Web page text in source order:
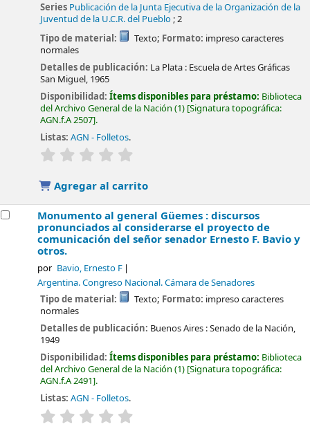
Series Publicación de la Junta Ejecutiva de la Organización de la
Juventud de la U.C.R. del Pueblo; 2
Tipo de material:
Texto; Formato: impreso caracteres
normales
Detalles de publicación: La Plata : Escuela de Artes Gráficas
San Miguel, 1965
Disponibilidad:Ítems disponibles para préstamo: Biblioteca
del Archivo General de la Nación (1) Signatura topográfica:
AGN.f.A 2507 .
Listas: AGN - Folletos.
valoración
Agregar al carrito
Monumento al general Güemes : discursos
pronunciados al considerarse el proyecto de
comunicación del señor senador Ernesto F. Bavio y
otros.
por Bavio, Ernesto F
Argentina. Congreso Nacional. Cámara de Senadores
Tipo de material: Texto; Formato: impreso caracteres
normales
Detalles de publicación: Buenos Aires :Senado de la Nación,
1949
Disponibilidad:Ítems disponibles para préstamo: Biblioteca
del Archivo General de la Nación (1) Signatura topográfica:
AGN.f.A 2491 .
Listas: AGN - Folletos.
valoración